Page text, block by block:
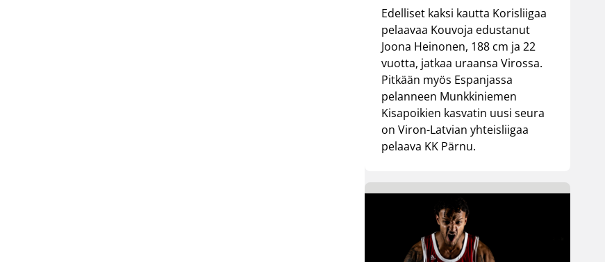
Edelliset kaksi kautta Korisliigaa
pelaavaa Kouvoja edustanut
Joona Heinonen, 188 cm ja 22
vuotta, jatkaa uraansa Virossa.
Pitkään myös Espanjassa
pelanneen Munkkiniemen
Kisapoikien kasvatin uusi seura
on Viron-Latvian yhteisliigaa
pelaava KK Pärnu.